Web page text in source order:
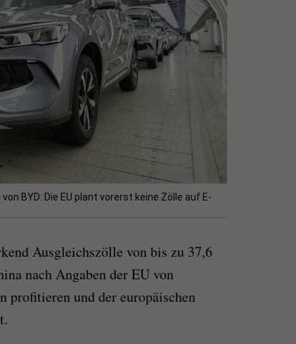
BYD: Die EU plant vorerst keine Zölle auf E-
Ausgleichszölle von bis zu 37,6
nach Angaben der EU von
profitieren und der europäischen